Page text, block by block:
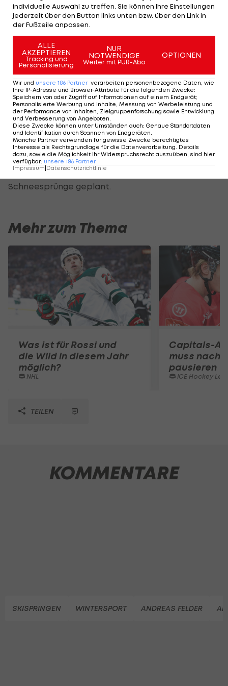
Grand-Prix des Kontinentalcups den siebenten
Startplatz für den ÖSV im Weltcup gesichert, den
"Philipp Aschenwald hat sich im Sommer mehr als
empfohlen. Ich denke, dass wir mit unserer
Mannschaft mit viel Selbstvertrauen nach Wisla
reisen können. Jetzt bleibt noch rund ein Monat
Zeit, um uns den Feinschliff für den Auftakt zu
verpassen", sagt Felder in einer ÖSV-Aussendung.
Das Team absolviert kommende Woche ein
Training auf der Eisspur der Innsbrucker
Bergiselschanze. Danach sind in Falun die ersten
Schneesprünge geplant.
Mehr zum Thema
Was ist für Rossi und
die Wild in diesem Jahr
möglich?
NHL
Capitals-
muss nach
pausieren
ICE Hockey
TEILEN
KOMMENTARE
SKISPRINGEN WINTERSPORT ANDREAS FELDER
individuelle Auswahl zu treffen. Sie können Ihre Einstellungen
jederzeit über den Button links unten bzw. über den Link in
der Fußzeile anpassen.
ALLE
AKZEPTIEREN
Tracking und
Personalisierung
NUR
NOTWENDIGE
Weiter mit PUR-Abo
OPTIONEN
Wir und unsere 186 Partner verarbeiten personenbezogene Daten, wie
Ihre IP-Adresse und Browser-Attribute für die folgenden Zwecke:
Speichern von oder Zugriff auf Informationen auf einem Endgerät;
Personalisierte Werbung und Inhalte, Messung von Werbeleistung und
der Performance von Inhalten, Zielgruppenforschung sowie Entwicklung
und Verbesserung von Angeboten
Diese Zwecke können unter Umständen auch: Genaue Standortdaten
und Identifikation durch Scannen von Endgeräten
Manche Partner verwenden für gewisse Zwecke berechtigtes
Interesse als Rechtsgrundlage für die Datenverarbeitung. Details
dazu, sowie die Möglichkeit Ihr Widerspruchsrecht auszuüben, sind hier
verfügbar: unsere 186 Partner
Impressum|Datenschutzrichtlinie